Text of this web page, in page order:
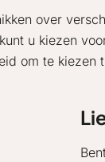
over
u kiezen
om te